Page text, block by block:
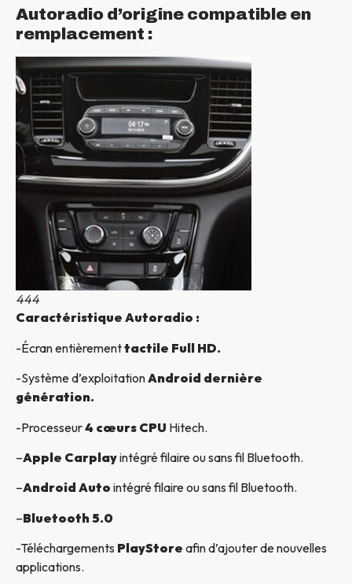
Autoradio d’origine compatible en
remplacement :
444
Caractéristique Autoradio :
-Écran entièrementtactile Full HD.
-Système d’exploitationAndroid dernière
génération.
-Processeur4 cœurs CPU Hitech.
–Apple Carplayintégré filaire ou sans fil Bluetooth.
–Android Auto intégré filaire ou sans fil Bluetooth.
–Bluetooth 5.0
-Téléchargements PlayStore afin d’ajouter de nouvelles
applications.